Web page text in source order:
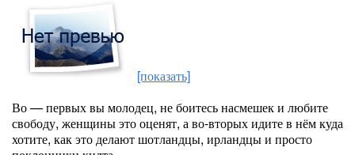
[показать]
Во — первых вы молодец, не боитесь насмешек и любите
свободу, женщины это оценят, а во-вторых идите в нём куда
хотите, как это делают шотландцы, ирландцы и просто